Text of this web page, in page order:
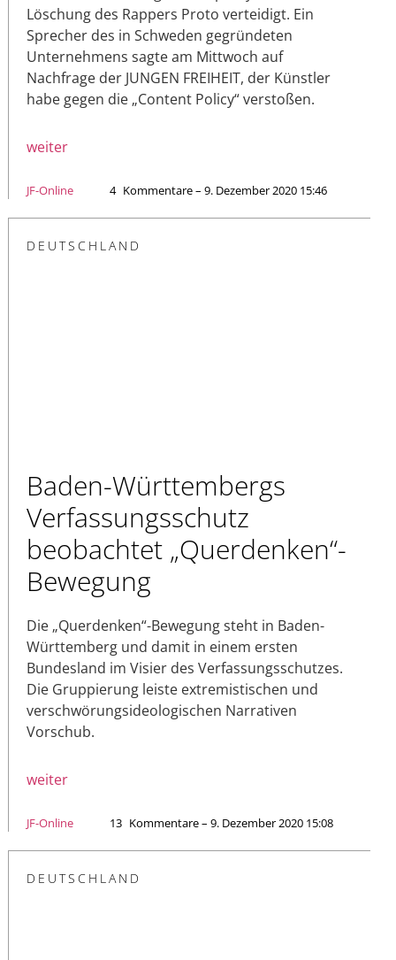
Löschung des Rappers Proto verteidigt. Ein
Sprecher des in Schweden gegründeten
Unternehmens sagte am Mittwoch auf
Nachfrage der JUNGEN FREIHEIT, der Künstler
habe gegen die „Content Policy“ verstoßen.
weiter
JF-Online 4 Kommentare – 9. Dezember 2020 15:46
DEUTSCHLAND
Baden-Württembergs
Verfassungsschutz
beobachtet „Querdenken“-
Bewegung
Die „Querdenken“-Bewegung steht in Baden-
Württemberg und damit in einem ersten
Bundesland im Visier des Verfassungsschutzes.
Die Gruppierung leiste extremistischen und
verschwörungsideologischen Narrativen
Vorschub.
weiter
JF-Online 13 Kommentare – 9. Dezember 2020 15:08
DEUTSCHLAND